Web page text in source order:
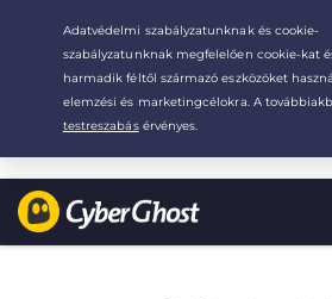
Your choice:The Best Deal for
/month